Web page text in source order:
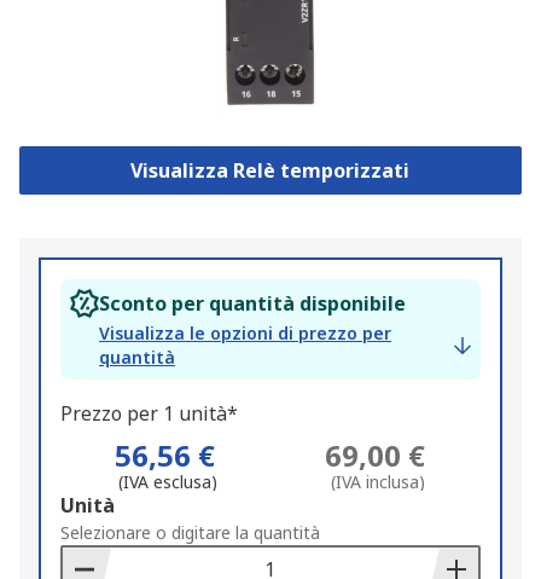
Visualizza Relè temporizzati
Sconto per quantità disponibile
Visualizza le opzioni di prezzo per
quantità
Prezzo per 1 unità*
56,56 €
(IVA esclusa)
69,00 €
(IVA inclusa)
Add
to
Basket
Unità
Selezionare o digitare la quantità